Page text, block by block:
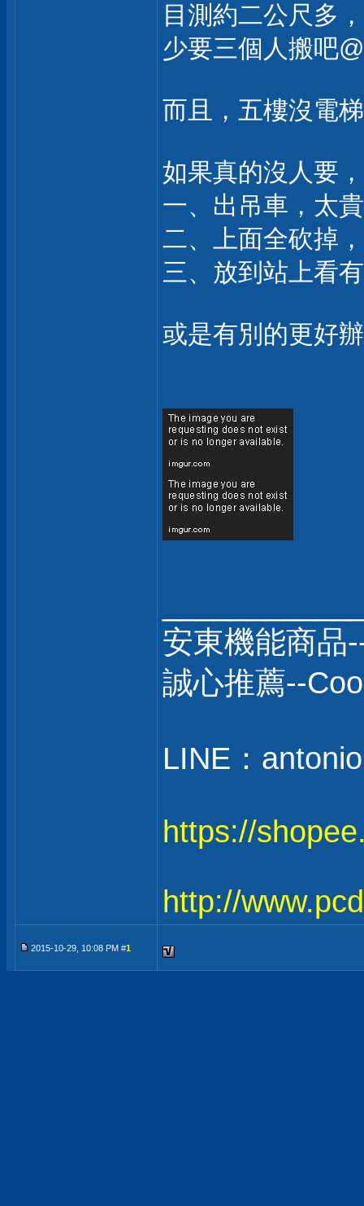
目測約二公尺多
少要三個人搬吧
而且，五樓沒電
如果真的沒人要
一、出吊車，太
二、上面全砍掉
三、放到站上看
或是有別的更好
安東機能商品
誠心推薦--
LINE：
https://
http://
2015-10-29, 10:08 PM #1